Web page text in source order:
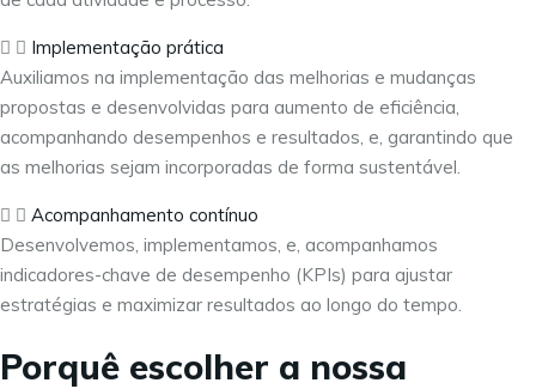
Implementação prática
Auxiliamos na implementação das melhorias e mudanças
propostas e desenvolvidas para aumento de eficiência,
acompanhando desempenhos e resultados, e, garantindo que
as melhorias sejam incorporadas de forma sustentável.
Acompanhamento contínuo
Desenvolvemos, implementamos, e, acompanhamos
indicadores-chave de desempenho (KPIs) para ajustar
estratégias e maximizar resultados ao longo do tempo.
Porquê escolher a nossa